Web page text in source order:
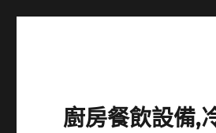
廚房餐飲設備,